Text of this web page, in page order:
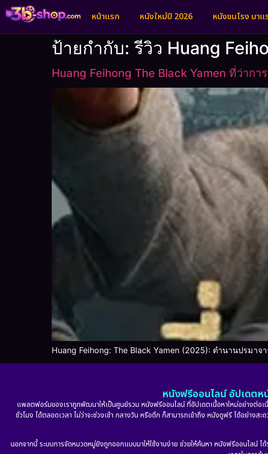
หน้าแรก หนังใหม่ปี 2026 หนังชนโรง มาแ
ป้ายกำกับ:รีวิว Huang
Huang Feihong The Black Yamen ที่ว่ากา
Huang Feihong: The Black Yamen (2025): ตำนานปรมาจ
หนังฟรีออนไลน์ อัปเดตห
แพลตฟอร์มของเราถูกพัฒนาให้เป็นศูนย์รวม หนังฟรีออนไลน์ ที่อัปเดตเนื้อหาใหม่อย่างต่อ
ชั่วโมง ได้ตลอดเวลา ไม่ว่าจะช่วงเช้า กลางวัน หรือดึก ก็สามารถเข้าถึง หนังดูฟรี ได้อย่า
นอกจากนี้ ระบบการจัดหมวดหมู่ยังถูกออกแบบมาให้ใช้งานง่าย ช่วยให้ค้นหา หนังฟรีออนไลน์